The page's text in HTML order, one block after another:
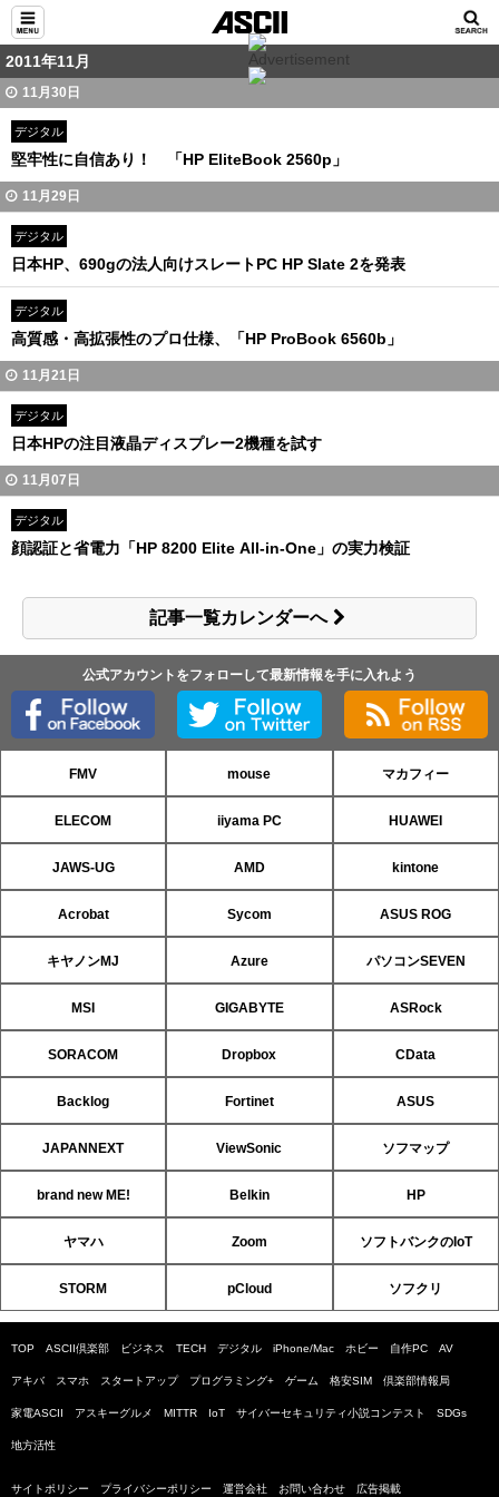
2011年11月
11月30日
デジタル
堅牢性に自信あり！ 「HP EliteBook 2560p」
11月29日
デジタル
日本HP、690gの法人向けスレートPC HP Slate 2を発表
デジタル
高質感・高拡張性のプロ仕様、「HP ProBook 6560b」
11月21日
デジタル
日本HPの注目液晶ディスプレー2機種を試す
11月07日
デジタル
顔認証と省電力「HP 8200 Elite All-in-One」の実力検証
記事一覧カレンダーへ
公式アカウントをフォローして最新情報を手に入れよう
FMV mouse マカフィー
ELECOM iiyama PC HUAWEI
JAWS-UG AMD kintone
Acrobat Sycom ASUS ROG
キヤノンMJ Azure パソコンSEVEN
MSI GIGABYTE ASRock
SORACOM Dropbox CData
Backlog Fortinet ASUS
JAPANNEXT ViewSonic ソフマップ
brand new ME! Belkin HP
ヤマハ Zoom ソフトバンクのIoT
STORM pCloud ソフクリ
TOP ASCII倶楽部 ビジネス TECH デジタル iPhone/Mac ホビー 自作PC AV
アキバ スマホ スタートアップ プログラミング+ ゲーム 格安SIM 倶楽部情報局
家電ASCII アスキーグルメ MITTR IoT サイバーセキュリティ小説コンテスト SDGs
地方活性
サイトポリシー プライバシーポリシー 運営会社 お問い合わせ 広告掲載